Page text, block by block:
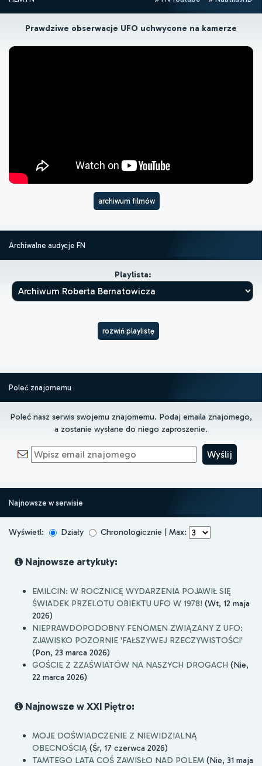
Prawdziwe obserwacje UFO uchwycone na kamerze
archiwum filmów
Archiwalne audycje FN
Playlista:
rozwiń playlistę
Poleć znajomemu
Poleć nasz serwis swojemu znajomemu. Podaj emaila znajomego,
a zostanie wysłane do niego zaproszenie.
Najnowsze w serwisie
Wyświetl: Działy Chronologicznie | Max:
Najnowsze artykuły:
EMILCIN: W ROCZNICĘ WYDARZENIA POJAWIŁ SIĘ
ŚWIADEK PRZELOTU OBIEKTU UFO W 1978! (Wt, 12 maja
2026)
NIEPRAWDOPODOBNY FENOMEN ZWIĄZANY Z UFO:
ZJAWISKO POZORNIE 'FAŁSZYWEJ RZECZYWISTOŚCI'
(Pon, 23 marca 2026)
GOŚCIE Z ZZAŚWIATÓW NA NASZYCH DROGACH (Nie,
22 marca 2026)
Najnowsze w XXI Piętro:
MOJE DOŚWIADCZENIE Z NIEWIDZIALNĄ
OBECNOŚCIĄ (Śr, 17 czerwca 2026)
TAMTEGO LATA COŚ ZAWISŁO NAD POLEM (Nie, 31 maja